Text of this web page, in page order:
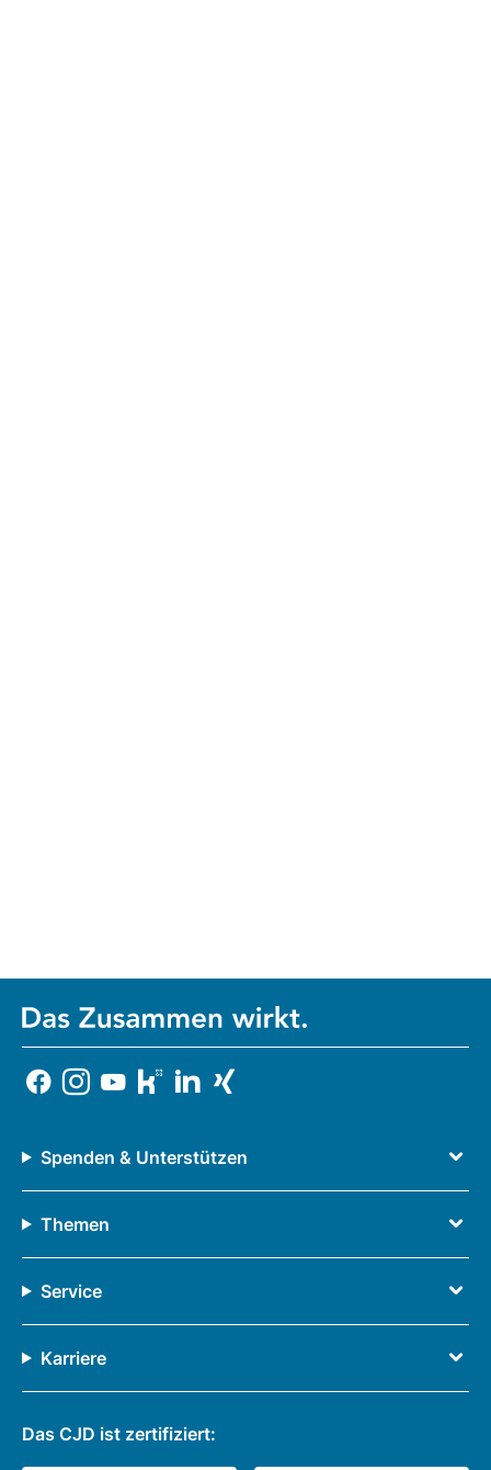
Spenden & Unterstützen
Themen
Service
Karriere
Das CJD ist zertifiziert: